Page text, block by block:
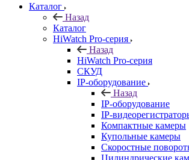
Каталог
Назад
Каталог
HiWatch Pro-серия
Назад
HiWatch Pro-серия
CКУД
IP-оборудование
Назад
IP-оборудование
IP-
Компактные камеры
Купольные камеры
Скоростные
Цилиндрические